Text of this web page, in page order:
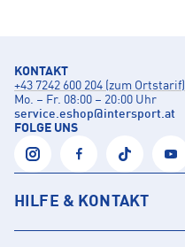
KONTAKT
+43 7242 600 204 (zum Ortstarif)
Mo. – Fr. 08:00 – 20:00 Uhr
service.eshop@intersport.at
FOLGE UNS
HILFE & KONTAKT